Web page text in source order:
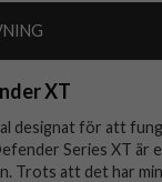
XT
designat för att
Series XT är
Trots att det har